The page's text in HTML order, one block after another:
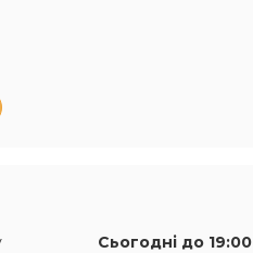
Сьогодні до 19:00